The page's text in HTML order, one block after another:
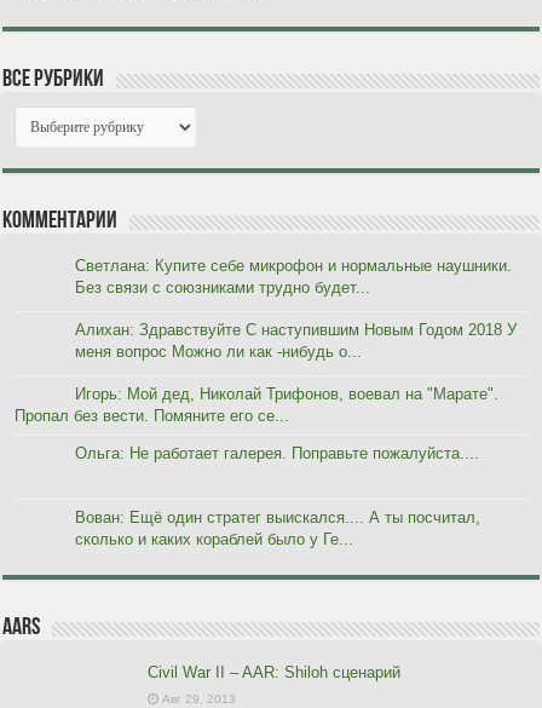
Все рубрики
Комментарии
Светлана: Купите себе микрофон и нормальные наушники.
Без связи с союзниками трудно будет...
Алихан: Здравствуйте С наступившим Новым Годом 2018 У
меня вопрос Можно ли как -нибудь о...
Игорь: Мой дед, Николай Трифонов, воевал на "Марате".
Пропал без вести. Помяните его се...
Ольга: Не работает галерея. Поправьте пожалуйста....
Вован: Ещё один стратег выискался.... А ты посчитал,
сколько и каких кораблей было у Ге...
AARs
Civil War II – AAR: Shiloh сценарий
Авг 29, 2013